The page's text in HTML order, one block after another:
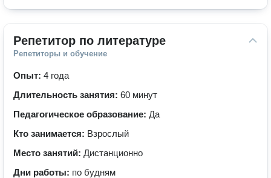
Репетитор по литературе
Репетиторы и обучение
Опыт: 4 года
Длительность занятия: 60 минут
Педагогическое образование: Да
Кто занимается: Взрослый
Место занятий: Дистанционно
Дни работы: по будням